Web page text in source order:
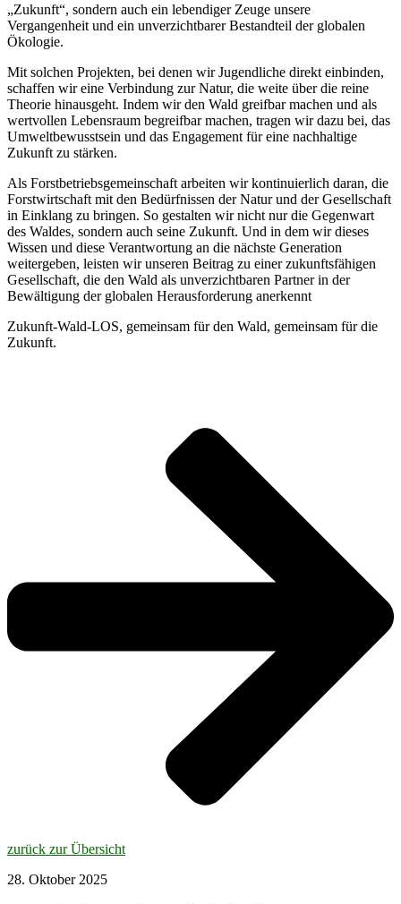
„Zukunft“, sondern auch ein lebendiger Zeuge unsere
Vergangenheit und ein unverzichtbarer Bestandteil der globalen
Ökologie.
Mit solchen Projekten, bei denen wir Jugendliche direkt einbinden,
schaffen wir eine Verbindung zur Natur, die weite über die reine
Theorie hinausgeht. Indem wir den Wald greifbar machen und als
wertvollen Lebensraum begreifbar machen, tragen wir dazu bei, das
Umweltbewusstsein und das Engagement für eine nachhaltige
Zukunft zu stärken.
Als Forstbetriebsgemeinschaft arbeiten wir kontinuierlich daran, die
Forstwirtschaft mit den Bedürfnissen der Natur und der Gesellschaft
in Einklang zu bringen. So gestalten wir nicht nur die Gegenwart
des Waldes, sondern auch seine Zukunft. Und in dem wir dieses
Wissen und diese Verantwortung an die nächste Generation
weitergeben, leisten wir unseren Beitrag zu einer zukunftsfähigen
Gesellschaft, die den Wald als unverzichtbaren Partner in der
Bewältigung der globalen Herausforderung anerkennt
Zukunft-Wald-LOS, gemeinsam für den Wald, gemeinsam für die
Zukunft.
zurück zur Übersicht
28. Oktober 2025